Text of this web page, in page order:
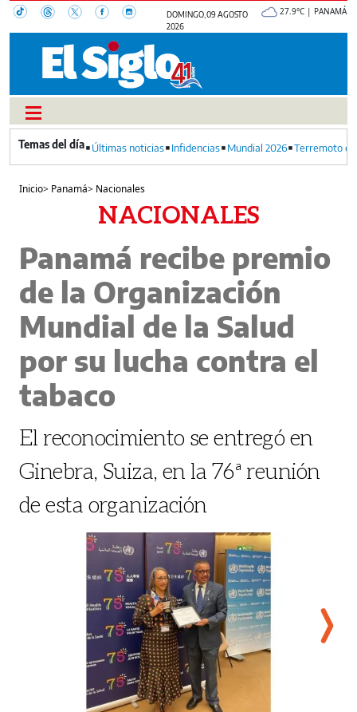
DOMINGO, 09 AGOSTO
2026
27.9°C | PANAMÁ
Últimas noticias Infidencias Mundial 2026 Terremoto
Inicio> Panamá> Nacionales
NACIONALES
Panamá recibe premio
de la Organización
Mundial de la Salud
por su lucha contra el
tabaco
El reconocimiento se entregó en
Ginebra, Suiza, en la 76ª reunión
de esta organización